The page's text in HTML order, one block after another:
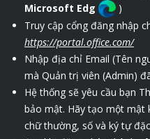
Microsoft Edg
)
Truy cập cổng đăng nhập
https://portal.office.com/
Nhập địa chỉ Email (Tên
mà Quản trị viên (Admin)
Hệ thống sẽ yêu cầu bạn
bảo mật. Hãy tạo một mật
chữ thường, số và ký tự